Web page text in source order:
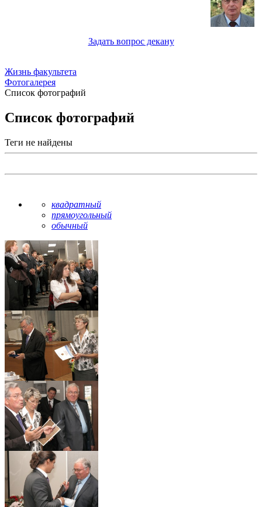
Задать вопрос декану
Жизнь факультета
Фотогалерея
Список фотографий
Список фотографий
Теги не найдены
квадратный
прямоугольный
обычный